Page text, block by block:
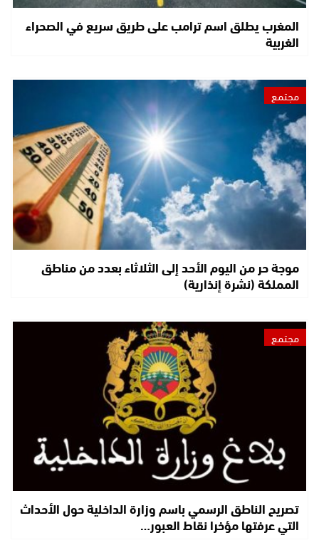
المغرب يطلق اسم ترامب على طريق سريع في الصحراء
الغربية
مجتمع
موجة حر من اليوم الأحد إلى الثلاثاء بعدد من مناطق
المملكة (نشرة إنذارية)
مجتمع
تصريح الناطق الرسمي باسم وزارة الداخلية حول الأحداث
التي عرفتها مؤخرا نقاط العبور…